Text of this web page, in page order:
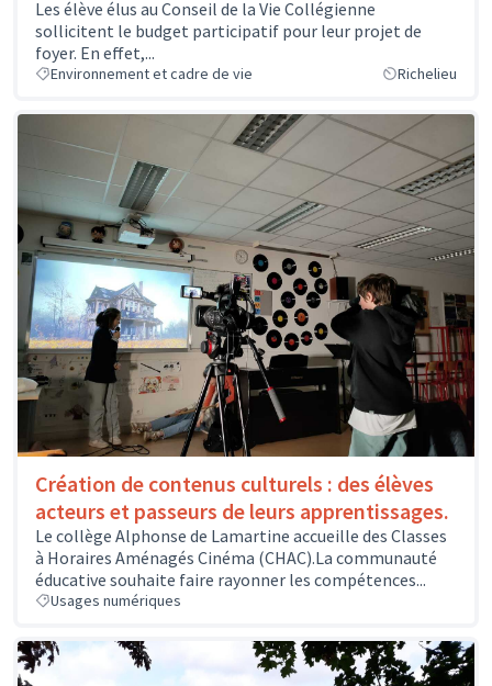
Les élève élus au Conseil de la Vie Collégienne
sollicitent le budget participatif pour leur projet de
foyer. En effet,...
Environnement et cadre de vie Richelieu
Création de contenus culturels : des élèves
acteurs et passeurs de leurs apprentissages.
Le collège Alphonse de Lamartine accueille des Classes
à Horaires Aménagés Cinéma (CHAC).La communauté
éducative souhaite faire rayonner les compétences...
Usages numériques